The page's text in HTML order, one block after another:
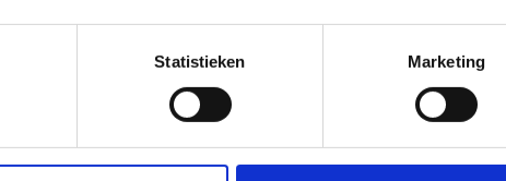
Statistieken Marketing